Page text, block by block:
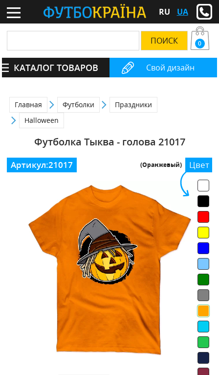
RU UA
Свой дизайн
0
КАТАЛОГ ТОВАРОВ
Главная Футболки
Праздники
Halloween
Футболка Тыква - голова 21017
Цвет
(Оранжевый)
Артикул:21017